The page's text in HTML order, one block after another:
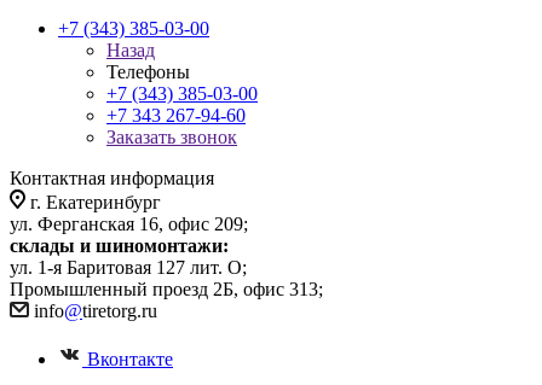
+7 (343) 385-03-00
Назад
Телефоны
+7 (343) 385-03-00
+7 343 267-94-60
Заказать звонок
Контактная информация
г. Екатеринбург
ул. Ферганская 16, офис 209;
склады и шиномонтажи:
ул. 1-я Баритовая 127 лит. О;
Промышленный проезд 2Б, офис 313;
info@tiretorg.ru
Вконтакте